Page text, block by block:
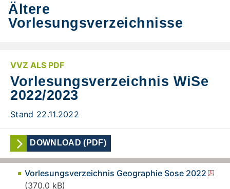
Ältere
Vorlesungsverzeichnisse
VVZ ALS PDF
Vorlesungsverzeichnis WiSe
2022/2023
Stand 22.11.2022
DOWNLOAD (PDF)
Vorlesungsverzeichnis Geographie Sose 2022
(370.0 kB)